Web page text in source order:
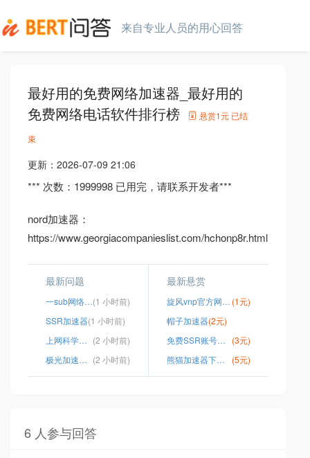
来自专业人员的用心回答
最好用的免费网络加速器_最好用的
免费网络电话软件排行榜
悬赏1元 已结
束
更新： 2026-07-09 21:06
*** 次数：1999998 已用完，请联系开发者***
nord加速器：
https://www.georgiacompanieslist.com/hchonp8r.html
最新问题
一sub网络加速器(1 小时前)
SSR加速器(1 小时前)
上网科学工具pc端下载 (2 小时前)
极光加速器改名叫什么 (2 小时前)
最新悬赏
旋风vnp官方网址登录极光 (1元)
帽子加速器(2元)
免费SSR账号资源链接
(3元)
熊猫加速器下载安装
(5元)
6 人参与回答